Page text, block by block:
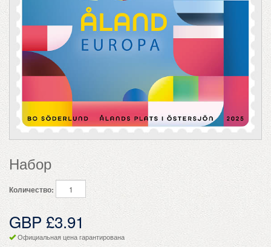
Набор
Количество:
GBP £3.91
Официальная цена гарантирована